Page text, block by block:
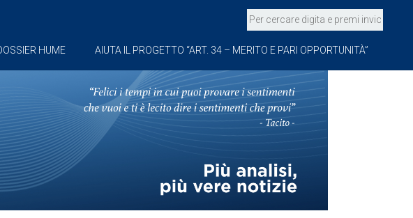
HUME AIUTA IL PROGETTO “ART. 34 – MERITO E PARI OPPORTUNITÀ”